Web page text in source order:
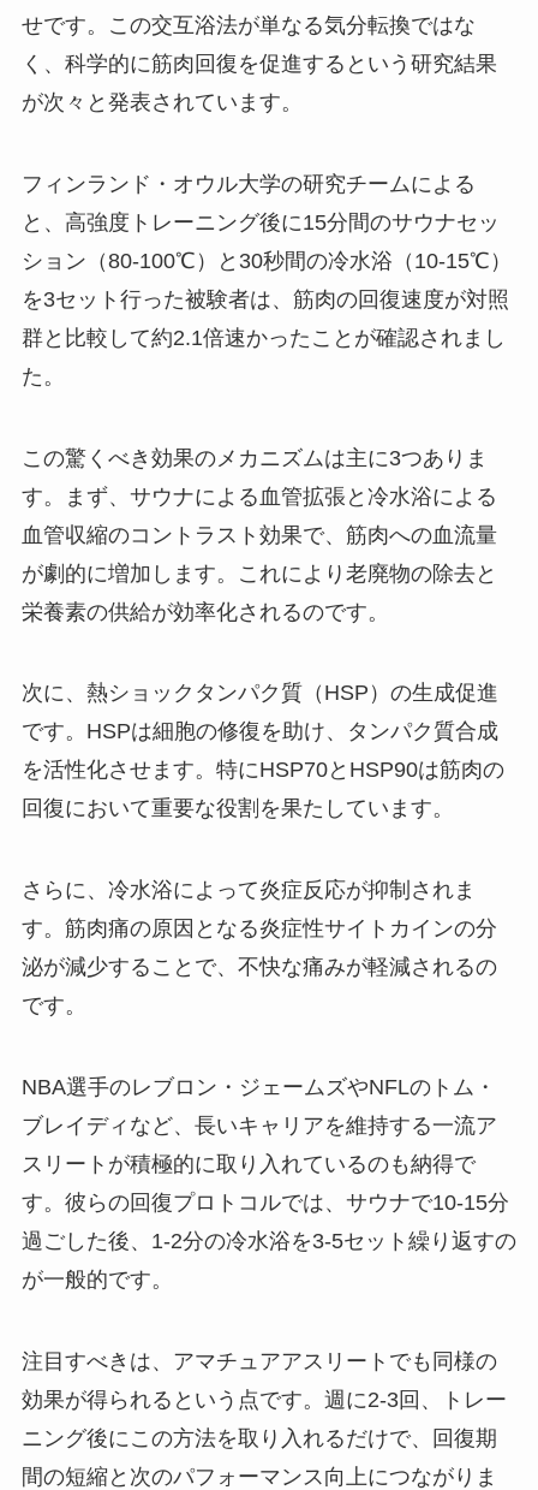
せです。この交互浴法が単なる気分転換ではな
く、科学的に筋肉回復を促進するという研究結果
が次々と発表されています。
フィンランド・オウル大学の研究チームによる
と、高強度トレーニング後に15分間のサウナセッ
ション（80-100℃）と30秒間の冷水浴（10-15℃）
を3セット行った被験者は、筋肉の回復速度が対照
群と比較して約2.1倍速かったことが確認されまし
た。
この驚くべき効果のメカニズムは主に3つありま
す。まず、サウナによる血管拡張と冷水浴による
血管収縮のコントラスト効果で、筋肉への血流量
が劇的に増加します。これにより老廃物の除去と
栄養素の供給が効率化されるのです。
次に、熱ショックタンパク質（HSP）の生成促進
です。HSPは細胞の修復を助け、タンパク質合成
を活性化させます。特にHSP70とHSP90は筋肉の
回復において重要な役割を果たしています。
さらに、冷水浴によって炎症反応が抑制されま
す。筋肉痛の原因となる炎症性サイトカインの分
泌が減少することで、不快な痛みが軽減されるの
です。
NBA選手のレブロン・ジェームズやNFLのトム・
ブレイディなど、長いキャリアを維持する一流ア
スリートが積極的に取り入れているのも納得で
す。彼らの回復プロトコルでは、サウナで10-15分
過ごした後、1-2分の冷水浴を3-5セット繰り返すの
が一般的です。
注目すべきは、アマチュアアスリートでも同様の
効果が得られるという点です。週に2-3回、トレー
ニング後にこの方法を取り入れるだけで、回復期
間の短縮と次のパフォーマンス向上につながりま